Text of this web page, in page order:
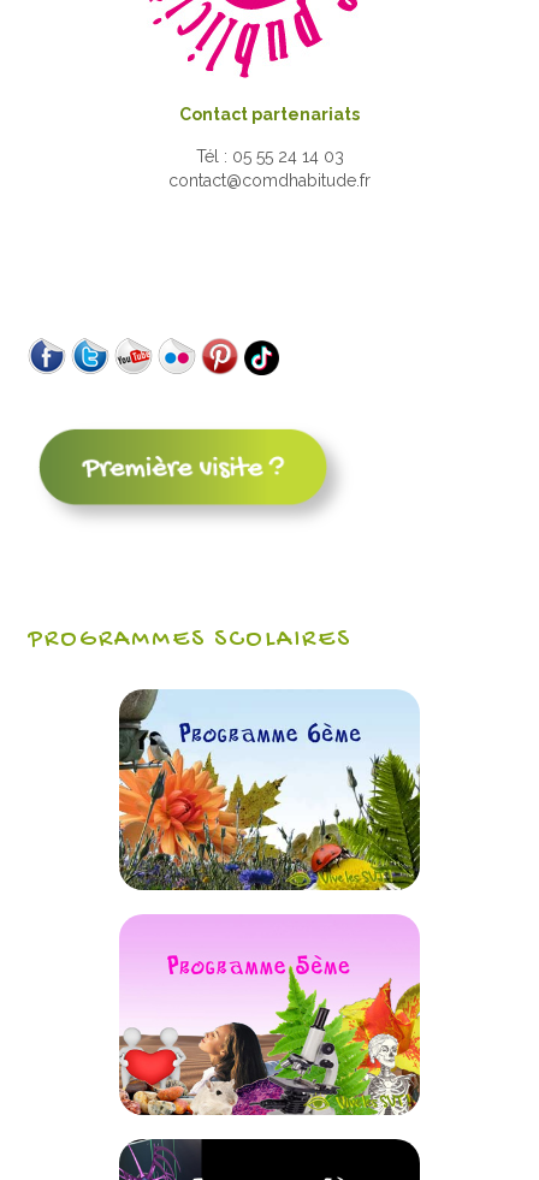
Contact partenariats
Tél : 05 55 24 14 03
contact@comdhabitude.fr
PROGRAMMES SCOLAIRES